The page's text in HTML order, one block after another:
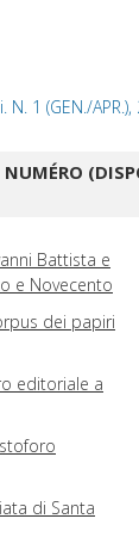
1 (GEN./APR.),
Battista e
e Novecento
dei papiri
editoriale a
di Santa